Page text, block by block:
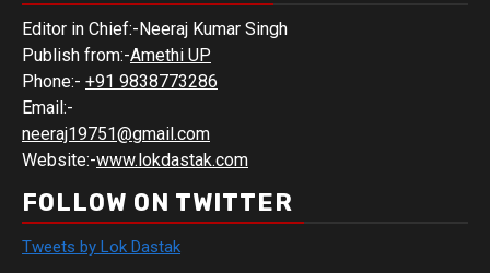
Editor in Chief:-Neeraj Kumar Singh
Publish from:-Amethi UP
Phone:- +91 9838773286
Email:-
neeraj19751@gmail.com
Website:-www.lokdastak.com
FOLLOW ON TWITTER
Tweets by Lok Dastak